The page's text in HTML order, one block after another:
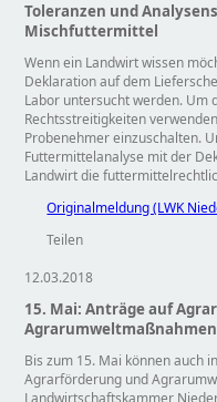
Toleranzen und
Mischfuttermittel
Wenn ein Landwirt wissen
Deklaration auf dem
Labor untersucht werden. Um
Rechtsstreitigkeiten
Probenehmer einzuschalten.
Futtermittelanalyse mit der
Landwirt die
Originalmeldung (LWK
Teilen
12.03.2018
15. Mai: Anträge auf
Agrarumweltmaßnahmen
Bis zum 15. Mai können auch
Agrarförderung und